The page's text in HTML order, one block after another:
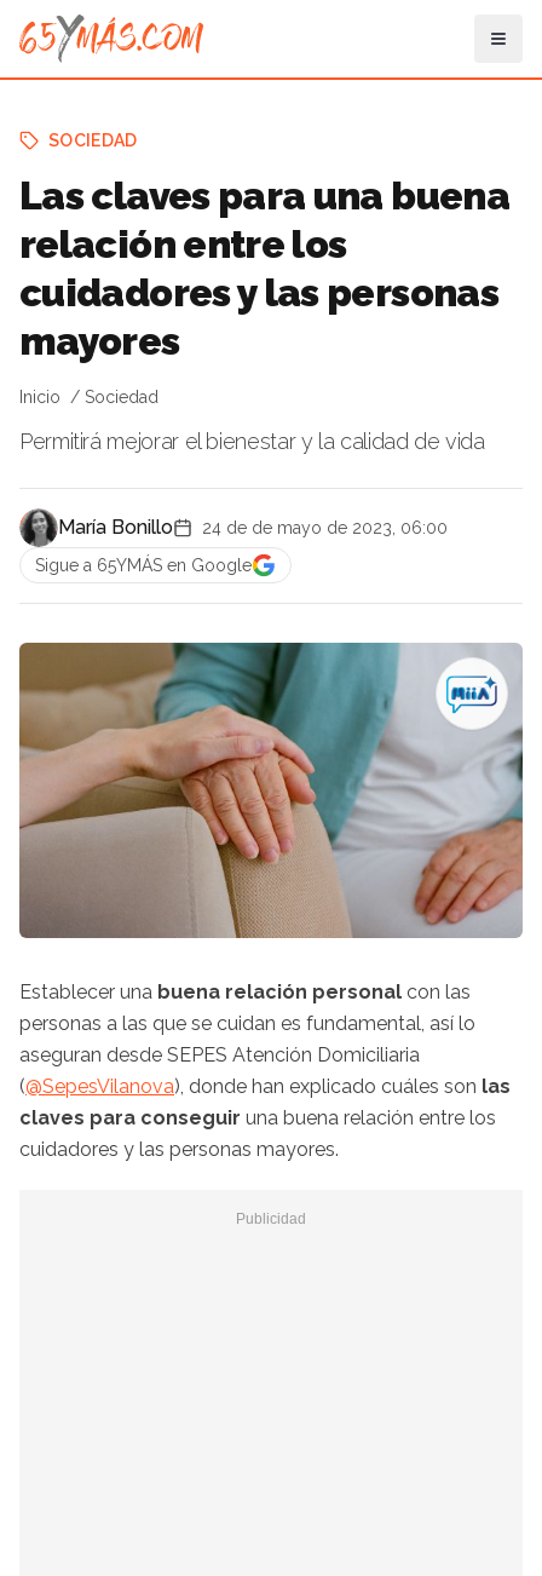
SOCIEDAD
Las claves para una buena
relación entre los
cuidadores y las personas
mayores
Inicio Sociedad
Permitirá mejorar el bienestar y la calidad de vida
María Bonillo
24 de de mayo de 2023, 06:00
Sigue a 65YMÁS en Google
Establecer una buena relación personal con las
personas a las que se cuidan es fundamental, así lo
aseguran desde SEPES Atención Domiciliaria
(@SepesVilanova), donde han explicado cuáles son las
claves para conseguir una buena relación entre los
cuidadores y las personas mayores.